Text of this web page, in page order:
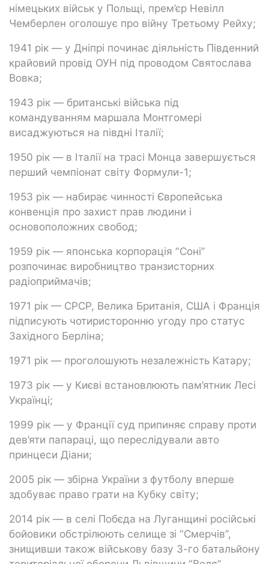
німецьких військ у Польщі, прем’єр Невілл
Чемберлен оголошує про війну Третьому Рейху;
1941 рік — у Дніпрі починає діяльність Південний
крайовий провід ОУН під проводом Святослава
Вовка;
1943 рік — британські війська під
командуванням маршала Монтгомері
висаджуються на півдні Італії;
1950 рік — в Італії на трасі Монца завершується
перший чемпіонат світу Формули-1;
1953 рік — набирає чинності Європейська
конвенція про захист прав людини і
основоположних свобод;
1959 рік — японська корпорація “Соні”
розпочинає виробництво транзисторних
радіоприймачів;
1971 рік — СРСР, Велика Британія, США і Франція
підписують чотиристоронню угоду про статус
Західного Берліна;
1971 рік — проголошують незалежність Катару;
1973 рік — у Києві встановлюють пам’ятник Лесі
Українці;
1999 рік — у Франції суд припиняє справу проти
дев’яти папараці, що переслідували авто
принцеси Діани;
2005 рік — збірна України з футболу вперше
здобуває право грати на Кубку світу;
2014 рік — в селі Побєда на Луганщині російські
бойовики обстрілюють селище зі “Смерчів”,
знищивши також військову базу 3-го батальйону